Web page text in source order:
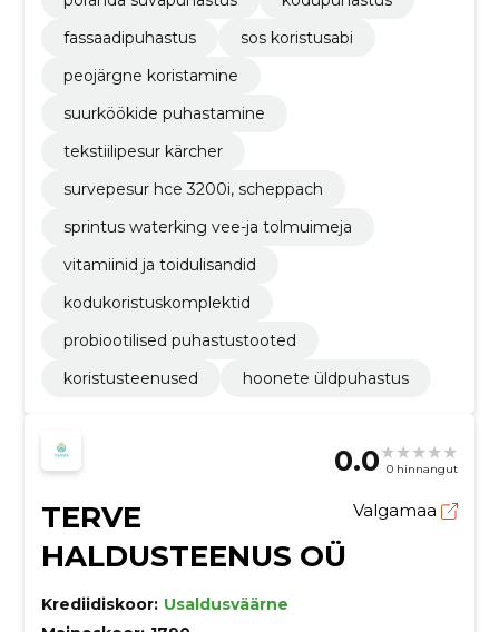
fassaadipuhastus
sos koristusabi
peojärgne koristamine
suurköökide puhastamine
tekstiilipesur kärcher
survepesur hce 3200i, scheppach
sprintus waterking vee-ja tolmuimeja
vitamiinid ja toidulisandid
kodukoristuskomplektid
probiootilised puhastustooted
koristusteenused
hoonete üldpuhastus
0.0 0 hinnangut
TERVE
HALDUSTEENUS OÜ
Valgamaa
Krediidiskoor: Usaldusväärne